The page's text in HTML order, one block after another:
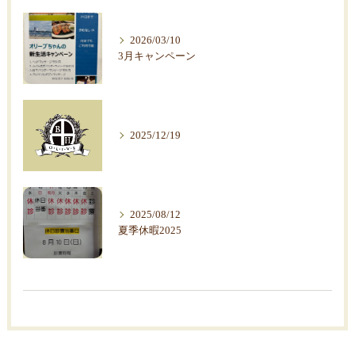
2026/03/10
3月キャンペーン
2025/12/19
2025/08/12
夏季休暇2025